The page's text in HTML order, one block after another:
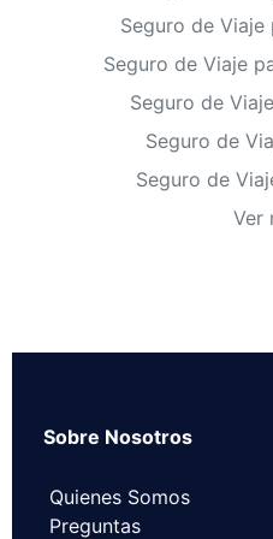
Seguro de Viaje
Seguro de Viaje
Seguro de
Seguro de
Seguro de
Ver
Sobre Nosotros
Quienes Somos
Preguntas